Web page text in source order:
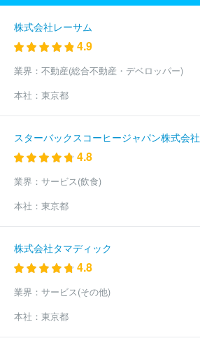
株式会社レーサム
4.9
業界： 不動産(総合不動産・デベロッパー)
本社： 東京都
スターバックスコーヒージャパン株式会社
4.8
業界： サービス(飲食)
本社： 東京都
株式会社タマディック
4.8
業界： サービス(その他)
本社： 東京都